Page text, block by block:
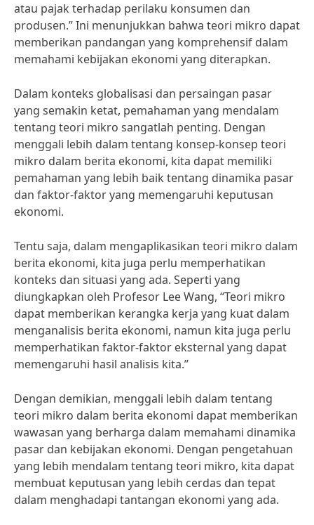
atau pajak terhadap perilaku konsumen dan
produsen.” Ini menunjukkan bahwa teori mikro dapat
memberikan pandangan yang komprehensif dalam
memahami kebijakan ekonomi yang diterapkan.
Dalam konteks globalisasi dan persaingan pasar
yang semakin ketat, pemahaman yang mendalam
tentang teori mikro sangatlah penting. Dengan
menggali lebih dalam tentang konsep-konsep teori
mikro dalam berita ekonomi, kita dapat memiliki
pemahaman yang lebih baik tentang dinamika pasar
dan faktor-faktor yang memengaruhi keputusan
ekonomi.
Tentu saja, dalam mengaplikasikan teori mikro dalam
berita ekonomi, kita juga perlu memperhatikan
konteks dan situasi yang ada. Seperti yang
diungkapkan oleh Profesor Lee Wang, “Teori mikro
dapat memberikan kerangka kerja yang kuat dalam
menganalisis berita ekonomi, namun kita juga perlu
memperhatikan faktor-faktor eksternal yang dapat
memengaruhi hasil analisis kita.”
Dengan demikian, menggali lebih dalam tentang
teori mikro dalam berita ekonomi dapat memberikan
wawasan yang berharga dalam memahami dinamika
pasar dan kebijakan ekonomi. Dengan pengetahuan
yang lebih mendalam tentang teori mikro, kita dapat
membuat keputusan yang lebih cerdas dan tepat
dalam menghadapi tantangan ekonomi yang ada.